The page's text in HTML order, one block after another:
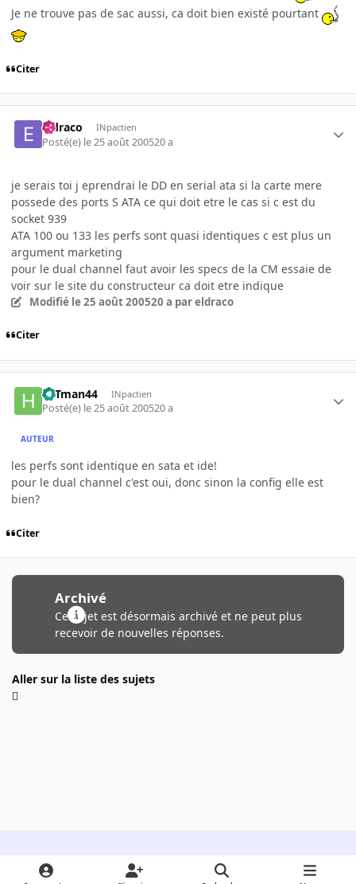
Je ne trouve pas de sac aussi, ca doit bien existé pourtant
Citer
eldraco INpactien
Posté(e) le 25 août 200520 a
je serais toi j eprendrai le DD en serial ata si la carte mere
possede des ports S ATA ce qui doit etre le cas si c est du
socket 939
ATA 100 ou 133 les perfs sont quasi identiques c est plus un
argument marketing
pour le dual channel faut avoir les specs de la CM essaie de
voir sur le site du constructeur ca doit etre indique
Modifié le 25 août 200520 a par eldraco
Citer
HITman44 INpactien
Posté(e) le 25 août 200520 a
AUTEUR
les perfs sont identique en sata et ide!
pour le dual channel c'est oui, donc sinon la config elle est
bien?
Citer
Archivé
Ce sujet est désormais archivé et ne peut plus
recevoir de nouvelles réponses.
Aller sur la liste des sujets
Light ModeDark ModeSystem Preference